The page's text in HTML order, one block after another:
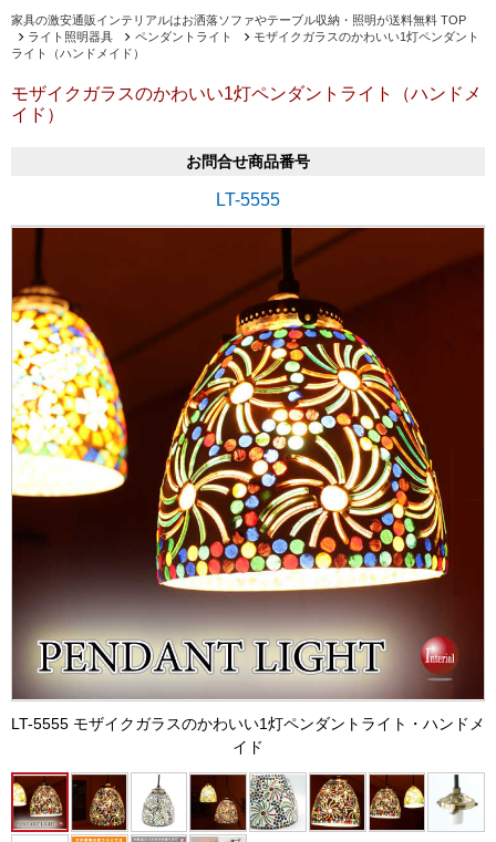
家具の激安通販インテリアルはお洒落ソファやテーブル収納・照明が送料無料 TOP
ライト照明器具
ペンダントライト
モザイクガラスのかわいい1灯ペンダント
ライト（ハンドメイド）
モザイクガラスのかわいい1灯ペンダントライト（ハンドメ
イド）
お問合せ商品番号
LT-5555
LT-5555 モザイクガラスのかわいい1灯ペンダントライト・ハンドメ
イド